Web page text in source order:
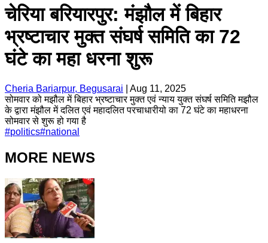
चेरिया बरियारपुर: मंझौल में बिहार
भ्रष्टाचार मुक्त संघर्ष समिति का 72
घंटे का महा धरना शुरू
Cheria Bariarpur, Begusarai
Aug 11, 2025
सोमवार को मझौल में बिहार भ्रष्टाचार मुक्त एवं न्याय युक्त संघर्ष समिति मझौल
के द्वारा मंझौल में दलित एवं महादलित परचाधारीयो का 72 घंटे का महाधरना
सोमवार से शुरू हो गया है
#politics#national
MORE NEWS